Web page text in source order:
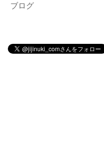
ブログ